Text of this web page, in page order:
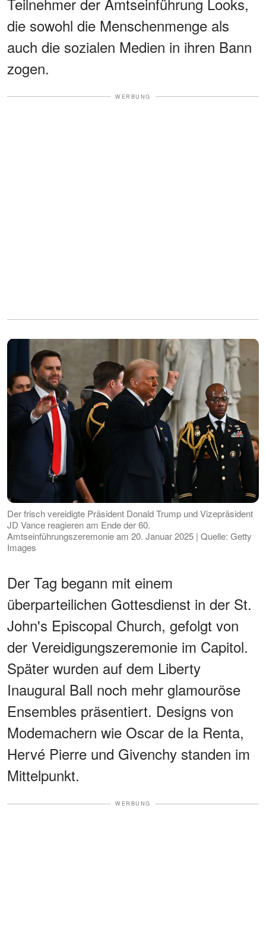
die sowohl die Menschenmenge als
auch die sozialen Medien in ihren Bann
zogen.
WERBUNG
Der frisch vereidigte Präsident Donald Trump und Vizepräsident
JD Vance reagieren am Ende der 60.
Amtseinführungszeremonie am 20. Januar 2025 | Quelle: Getty
Images
Der Tag begann mit einem
überparteilichen Gottesdienst in der St.
John's Episcopal Church, gefolgt von
der Vereidigungszeremonie im Capitol.
Später wurden auf dem Liberty
Inaugural Ball noch mehr glamouröse
Ensembles präsentiert. Designs von
Modemachern wie Oscar de la Renta,
Hervé Pierre und Givenchy standen im
Mittelpunkt.
WERBUNG